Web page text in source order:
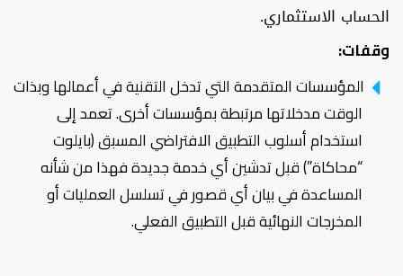
الحساب الاستثماري.
وقفات:
المؤسسات المتقدمة التي تدخل التقنية في أعمالها وبذات
الوقت مدخلاتها مرتبطة بمؤسسات أخرى. تعمد إلى
استخدام أسلوب التطبيق الافتراضي المسبق (بايلوت
“محاكاة”) قبل تدشين أي خدمة جديدة فهذا من شأنه
المساعدة في بيان أي قصور في تسلسل العمليات أو
المخرجات النهائية قبل التطبيق الفعلي.